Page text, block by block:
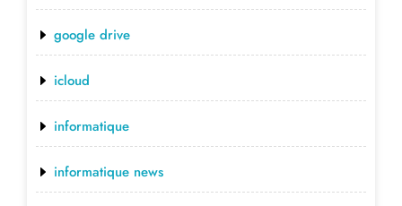
google drive
icloud
informatique
informatique news